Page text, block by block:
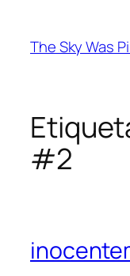
contenido
The Sky Was
#2